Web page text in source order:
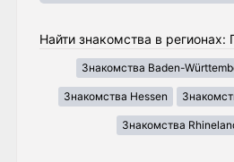
Найти знакомства в регионах:
Знакомства Baden-
Знакомства Hessen
Знакомства